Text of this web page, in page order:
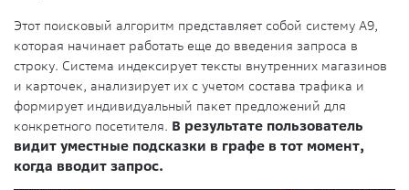
Этот поисковый алгоритм представляет собой систему А9,
которая начинает работать еще до введения запроса в
строку. Система индексирует тексты внутренних магазинов
и карточек, анализирует их с учетом состава трафика и
формирует индивидуальный пакет предложений для
конкретного посетителя. В результате пользователь
видит уместные подсказки в графе в тот момент,
когда вводит запрос.